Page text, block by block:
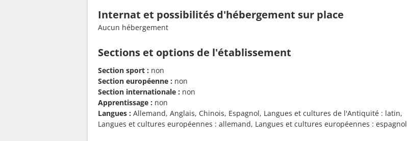
Internat et possibilités d'hébergement sur place
Aucun hébergement
Sections et options de l'établissement
Section sport : non
Section européenne : non
Section internationale : non
Apprentissage : non
Langues : Allemand, Anglais, Chinois, Espagnol, Langues et cultures de l'Antiquité : latin,
Langues et cultures européennes : allemand, Langues et cultures européennes : espagnol